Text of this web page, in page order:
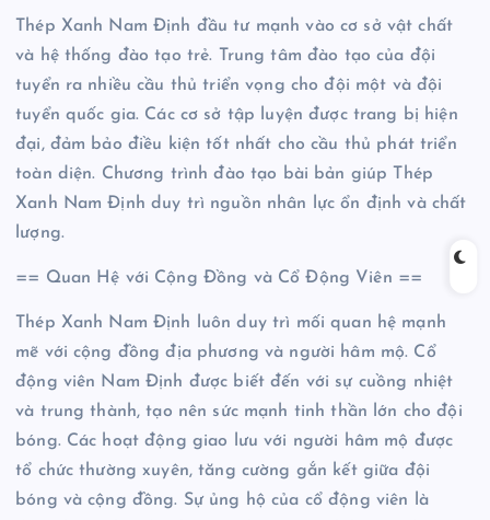
Thép Xanh Nam Định đầu tư mạnh vào cơ sở vật chất
và hệ thống đào tạo trẻ. Trung tâm đào tạo của đội
tuyển ra nhiều cầu thủ triển vọng cho đội một và đội
tuyển quốc gia. Các cơ sở tập luyện được trang bị hiện
đại, đảm bảo điều kiện tốt nhất cho cầu thủ phát triển
toàn diện. Chương trình đào tạo bài bản giúp Thép
Xanh Nam Định duy trì nguồn nhân lực ổn định và chất
lượng.
== Quan Hệ với Cộng Đồng và Cổ Động Viên ==
Thép Xanh Nam Định luôn duy trì mối quan hệ mạnh
mẽ với cộng đồng địa phương và người hâm mộ. Cổ
động viên Nam Định được biết đến với sự cuồng nhiệt
và trung thành, tạo nên sức mạnh tinh thần lớn cho đội
bóng. Các hoạt động giao lưu với người hâm mộ được
tổ chức thường xuyên, tăng cường gắn kết giữa đội
bóng và cộng đồng. Sự ủng hộ của cổ động viên là